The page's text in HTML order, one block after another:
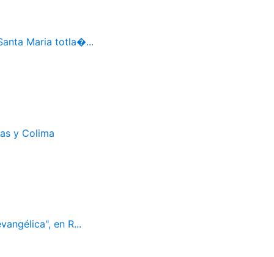
Maria totla�...
y Colima
en R...